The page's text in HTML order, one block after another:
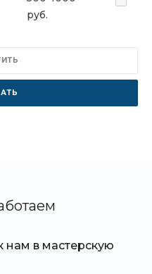
руб.
нам в мастерскую